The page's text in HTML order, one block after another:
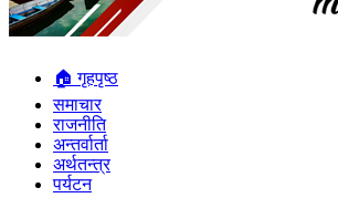
🏠 गृहपृष्ठ
समाचार
राजनीति
अन्तर्वार्ता
अर्थतन्त्र
पर्यटन